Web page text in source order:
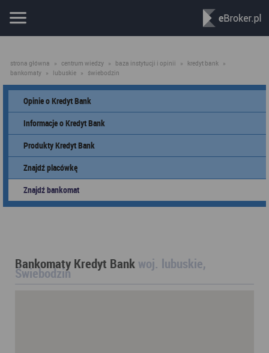
strona główna » centrum wiedzy » baza instytucji i opinii » kredyt bank »
bankomaty » lubuskie » świebodzin
Opinie o Kredyt Bank
Informacje o Kredyt Bank
Produkty Kredyt Bank
Znajdź placówkę
Znajdź bankomat
Bankomaty Kredyt Bank woj. lubuskie,
Świebodzin